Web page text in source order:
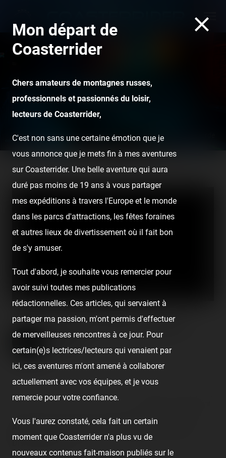
Huracan - Bellewaerde
Home Posts Videos Terrorific Night 2 (30 oct. 2010)
Terrorific Night 2 (30 oct.
Aftermovie de la soirée Terrorific Nights 2 aux Walt
Disney Studios.
Mon départ de
Coasterrider
Chers amateurs de montagnes russes,
professionnels et passionnés du loisir,
lecteurs de Coasterrider,
C'est non sans une certaine émotion que je
vous annonce que je mets fin à mes aventures
sur Coasterrider. Une belle aventure qui aura
duré pas moins de 19 ans à vous partager
mes expéditions à travers l'Europe et le monde
dans les parcs d'attractions, les fêtes foraines
et autres lieux de divertissement où il fait bon
de s'y amuser.
Tout d'abord, je souhaite vous remercier pour
avoir suivi toutes mes publications
rédactionnelles. Ces articles, qui servaient à
partager ma passion, m'ont permis d'effectuer
de merveilleuses rencontres à ce jour. Pour
certain(e)s lectrices/lecteurs qui venaient par
ici, ces aventures m'ont amené à collaborer
actuellement avec vos équipes, et je vous
remercie pour votre confiance.
Vous l'aurez constaté, cela fait un certain
moment que Coasterrider n'a plus vu de
nouveaux contenus fait-maison publiés sur le